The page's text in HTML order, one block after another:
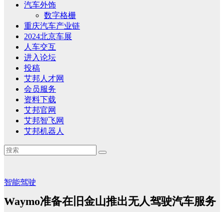
汽车外饰
数字格栅
重庆汽车产业链
2024北京车展
人车交互
进入论坛
投稿
艾邦人才网
会员服务
资料下载
艾邦官网
艾邦智飞网
艾邦机器人
智能驾驶
Waymo准备在旧金山推出无人驾驶汽车服务